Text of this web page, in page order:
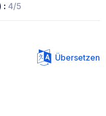
: 4/5
Übersetzen